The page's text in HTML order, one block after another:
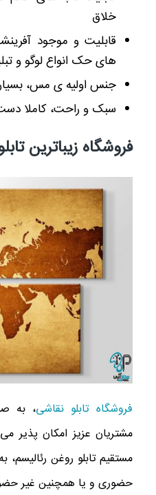
خلاق
قابلیت و موجود
های حک انواع لوگو و
جنس اولیه ی مس،
سبک و راحت، کاملا
فروشگاه زیباترین
فروشگاه تابلو نقاشی، به
مشتریان عزیز امکان پذیر
مستقیم تابلو روغن
حضوری و یا همچنین غیر